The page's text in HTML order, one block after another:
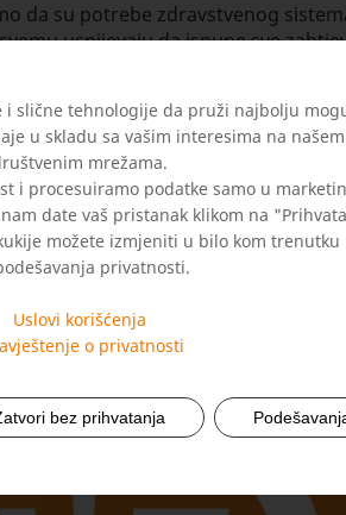
da su potrebe zdravstvenog
uspijevaju da ispune sve
odijela i vizira za siguran
i slične tehnologije da pruži najbolju
u skladu sa vašim interesima na
mrežama.
i procesuiramo podatke samo u
date vaš pristanak klikom na
možete izmjeniti u bilo kom trenutku
privatnosti.
Uslovi korišćenja
o privatnosti
bez prihvatanja